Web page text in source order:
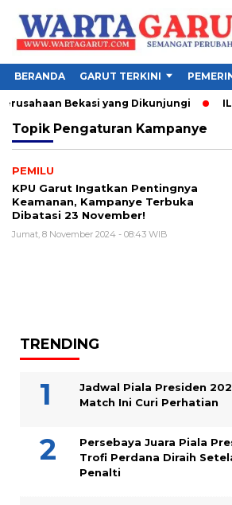
BERANDA GARUT TERKINI
Bekasi yang Dikunjungi
Topik Pengaturan Kampanye
PEMILU
KPU Garut Ingatkan Pentingnya
Keamanan, Kampanye Terbuka
Dibatasi 23 November!
Jumat, 8 November 2024 - 08:43 WIB
TRENDING
Jadwal Piala Presiden
Match Ini Curi Perhatian
Persebaya Juara Piala
Trofi Perdana Diraih
Penalti